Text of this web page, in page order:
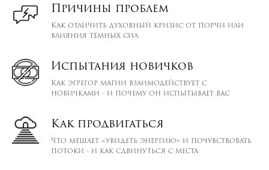
Причины проблем
Как отличить духовный кризис от порчи или
влияния тёмных сил
Испытания новичков
Как эгрегор магии взаимодействует с
новичками - и почему он испытывает вас
Как продвигаться
Что мешает «увидеть энергию» и почувствовать
потоки - и как сдвинуться с места